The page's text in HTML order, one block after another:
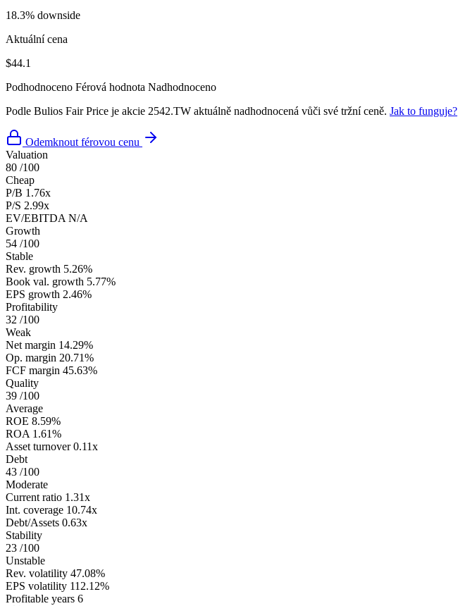
18.3% downside
Aktuální cena
$44.1
Podhodnoceno Férová hodnota Nadhodnoceno
Podle Bulios Fair Price je akcie 2542.TW aktuálně nadhodnocená vůči své tržní ceně. Jak to funguje?
Odemknout férovou cenu
Valuation
80 /100
Cheap
P/B 1.76x
P/S 2.99x
EV/EBITDA N/A
Growth
54 /100
Stable
Rev. growth 5.26%
Book val. growth 5.77%
EPS growth 2.46%
Profitability
32 /100
Weak
Net margin 14.29%
Op. margin 20.71%
FCF margin 45.63%
Quality
39 /100
Average
ROE 8.59%
ROA 1.61%
Asset turnover 0.11x
Debt
43 /100
Moderate
Current ratio 1.31x
Int. coverage 10.74x
Debt/Assets 0.63x
Stability
23 /100
Unstable
Rev. volatility 47.08%
EPS volatility 112.12%
Profitable years 6